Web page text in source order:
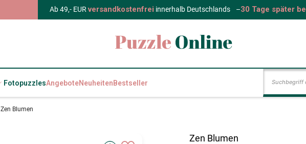
Ab 49,- EURversandkostenfrei innerhalb Deutschlands –30 Tage später
FotopuzzlesAngeboteNeuheitenBestseller
Zen Blumen
Zen Blumen